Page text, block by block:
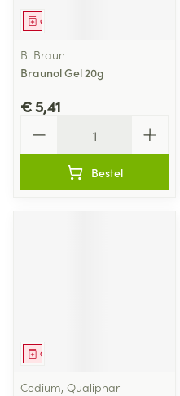
Geneesmiddel
B. Braun
Braunol Gel 20g
€ 5,41
Bestel
Geneesmiddel
Cedium, Qualiphar